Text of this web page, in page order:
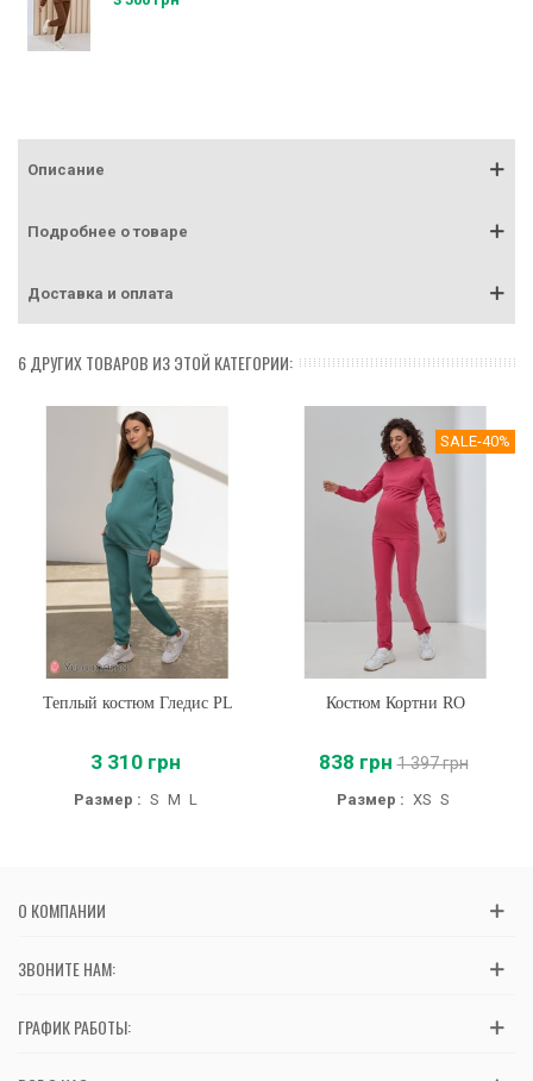
Описание
Подробнее о товаре
Доставка и оплата
6 ДРУГИХ ТОВАРОВ ИЗ ЭТОЙ КАТЕГОРИИ:
Теплый костюм Гледис PL
3 310 грн
Размер : S M L
SALE-40%
Костюм Кортни RO
838 грн 1 397 грн
Размер : XS S
О КОМПАНИИ
ЗВОНИТЕ НАМ:
ГРАФИК РАБОТЫ: